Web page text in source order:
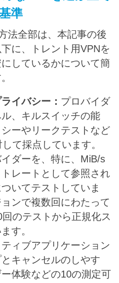
準
法全部は、本記事の後
に、トレント用VPNを
しているかについて簡
イバシー： プロバイダ
、キルスイッチの能
ーやリークテストなど
て採点しています。
ダーを、特に、MiB/s
レートとして参照され
いてテストしていま
ンで複数回にわたって
のテストから正規化ス
す。
ィブアプリケーション
キャンセルのしやす
体験などの10の測定可